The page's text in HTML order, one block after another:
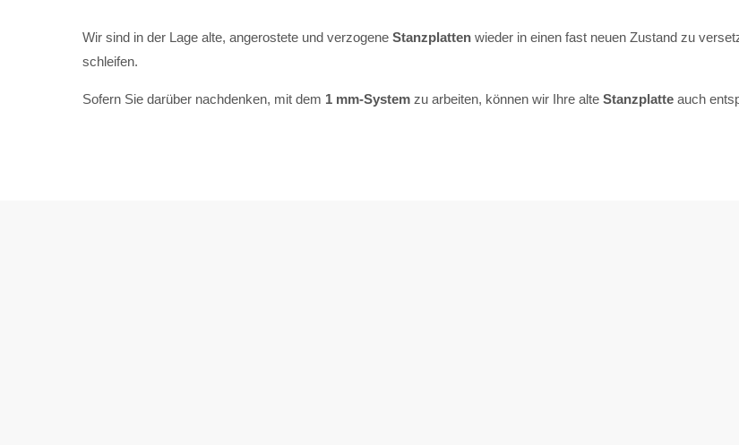
Wir sind in der Lage alte, angerostete und verzogene Stanzplatten wieder in einen fast neuen Zustand zu
schleifen.
Sofern Sie darüber nachdenken, mit dem 1 mm-System zu arbeiten, können wir Ihre alte Stanzplatte auch